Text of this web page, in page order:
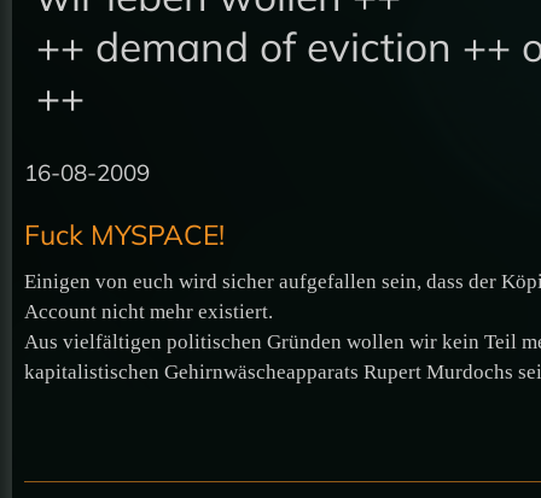
++ demand of eviction ++
++
16-08-2009
Fuck MYSPACE!
Einigen von euch wird sicher aufgefallen sein, dass der
Account nicht mehr existiert.
Aus vielfältigen politischen Gründen wollen wir kein Teil
kapitalistischen Gehirnwäscheapparats Rupert Murdochs